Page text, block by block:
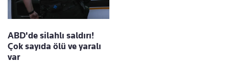
ABD'de silahlı saldırı!
Çok sayıda ölü ve yaralı
var